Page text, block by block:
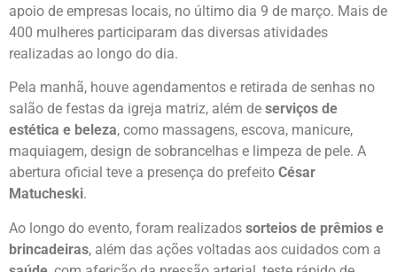
apoio de empresas locais, no último dia 9 de março. Mais de
400 mulheres participaram das diversas atividades
realizadas ao longo do dia.
Pela manhã, houve agendamentos e retirada de senhas no
salão de festas da igreja matriz, além de serviços de
estética e beleza, como massagens, escova, manicure,
maquiagem, design de sobrancelhas e limpeza de pele. A
abertura oficial teve a presença do prefeito César
Matucheski.
Ao longo do evento, foram realizados sorteios de prêmios e
brincadeiras, além das ações voltadas aos cuidados com a